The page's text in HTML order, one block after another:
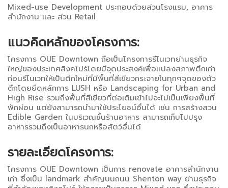
Mixed-use Development ประกอบด้วยส่วนโรงแรม, อาคาร
สำนักงาน และ ส่วน Retail
แนวคิดหลักของโครงการ:
โครงการ OUE Downtown ถือเป็นโครงการรีโนเวทย่านธุรกิจ
ใหญ่ของประเทศสิงคโปร์โดยมีจุดประสงค์เพื่อแปลงสภาพตึกเก่า
ก่อนรีโนเวทให้เป็นตึกใหม่ที่มีพื้นที่สีเขียวกระจายในทุกๆจุดของตัว
ตึกโดยยึดหลักการ LUSH หรือ Landscaping for Urban and
High Rise รวมถึงพื้นที่สีเขียวที่ต่อเติมเข้าไปจะไม่เป็นเพียงพื้นที่
พักผ่อน แต่ยังสามารถนำมาใช้ประโยชน์อื่นได้ เช่น การสร้างสวน
Edible Garden ในบริเวณชั้นร้านอาหาร สามารถเก็บไปปรุง
อาหารรวมถึงเป็นอาหารนกหรือสัตว์อื่นได้
รายละเอียดโครงการ:
โครงการ OUE Downtown เป็นการ renovate อาคารสำนักงาน
เก่า ซึ่งเป็น landmark สำคัญบนถนน Shenton way ย่านธุรกิจ